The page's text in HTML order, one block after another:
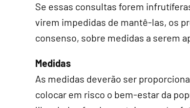
Se essas consultas forem
virem impedidas de mantê-las, os
consenso, sobre medidas a serem
Medidas
As medidas deverão ser
colocar em risco o bem-estar da